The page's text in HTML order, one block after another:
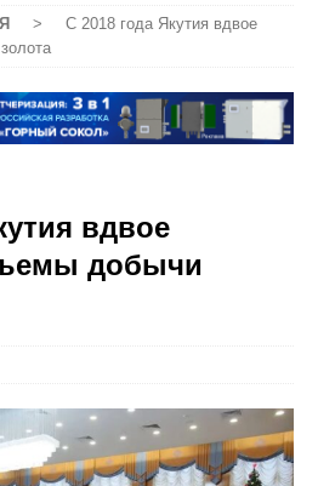
>
С 2018 года Якутия вдвое
вдвое
добычи